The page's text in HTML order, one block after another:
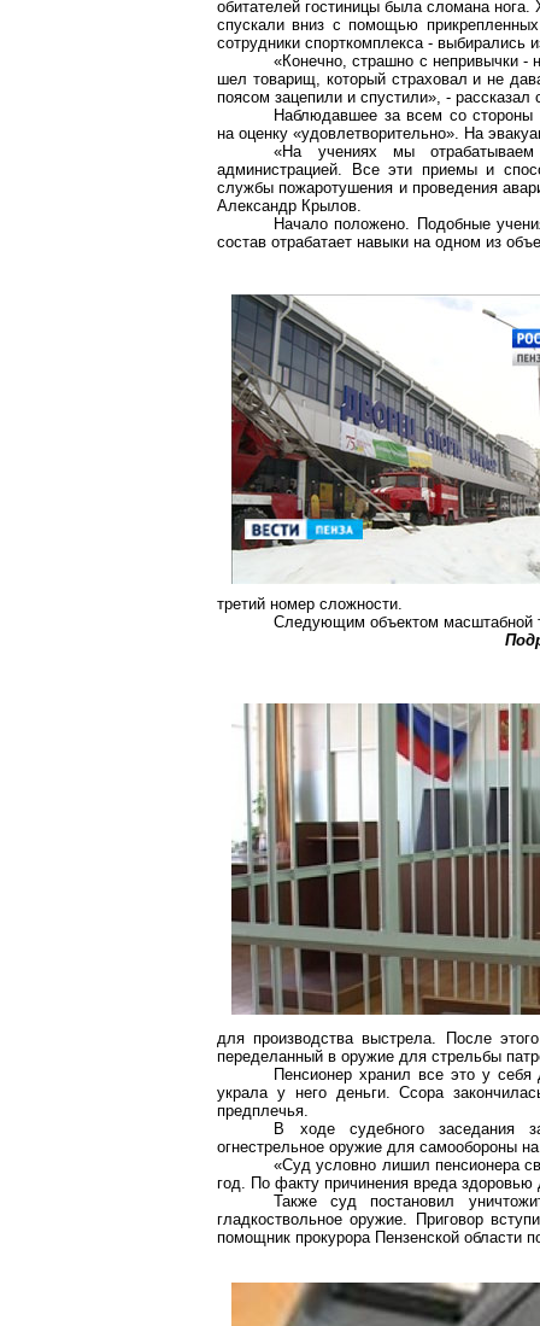
обитателей гостиницы была сломана
спускали вниз с помощью
сотрудники спорткомплекса - выбирались
«Конечно, страшно с непривычки
шел товарищ, который страховал и не
поясом зацепили и спустили», -
Наблюдавшее за всем со стороны
на оценку «удовлетворительно». На
«На учениях мы
администрацией. Все эти приемы и
службы пожаротушения и проведения
Александр Крылов.
Начало положено. Подобные
состав отрабатает навыки на одном из
третий номер сложности.
Следующим объектом масштабной
для производства выстрела. После
переделанный в оружие для стрельбы
Пенсионер хранил все это у
украла у него деньги. Ссора
предплечья.
В ходе судебного заседания
огнестрельное оружие для самообороны
«Суд условно лишил пенсионера
год. По факту причинения вреда
Также суд постановил
гладкоствольное оружие. Приговор
помощник прокурора Пензенской